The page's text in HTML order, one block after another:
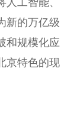
工智能、
新的万亿级
和规模化应
京特色的现